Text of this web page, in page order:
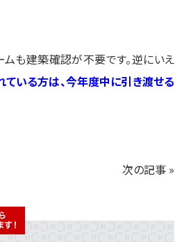
も建築確認が不要です。逆にいえ
いる方は、今年度中に引き渡せる
次の記事 »